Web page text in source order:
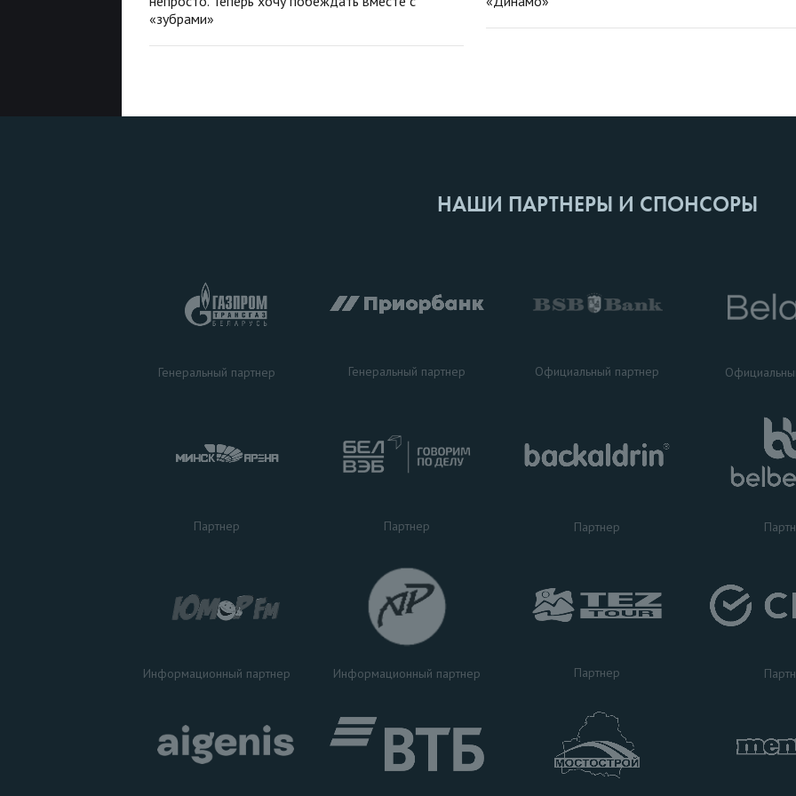
«зубрами»
НАШИ ПАРТНЕРЫ И СПОНСОРЫ
Генеральный партнер Генеральный партнер Официальный партнер
Партнер Партнер Партнер
Информационный партнер Информационный партнер Партнер